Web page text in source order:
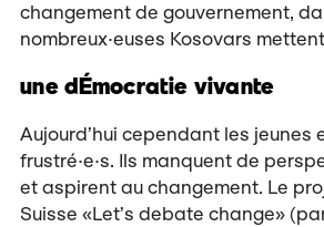
changement de gouvernement,
nombreux·euses Kosovars
une dÉmocratie vivante
Aujourd’hui cependant les jeunes
frustré·e·s. Ils manquent de
et aspirent au changement. Le
Suisse «Let’s debate change»